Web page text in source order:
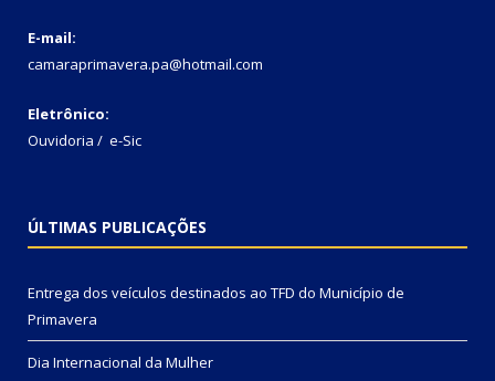
E-mail:
camaraprimavera.pa@hotmail.com
Eletrônico:
Ouvidoria / e-Sic
ÚLTIMAS PUBLICAÇÕES
Entrega dos veículos destinados ao TFD do Município de
Primavera
Dia Internacional da Mulher